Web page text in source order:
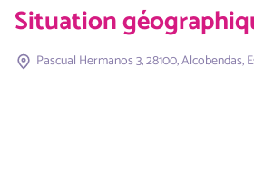
Situation
Pascual Hermanos 3, 28100, Alcobendas,